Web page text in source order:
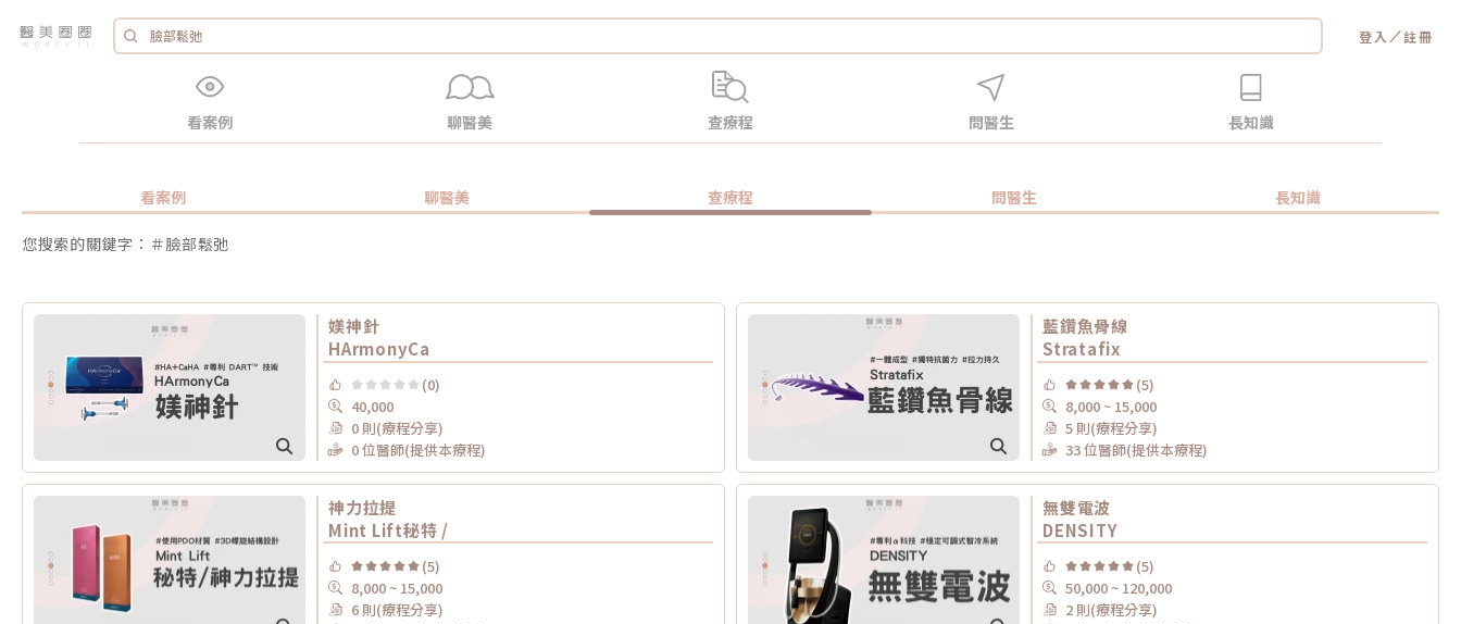
登入 ／註冊
看案例 聊醫美 查療程 問醫生 長知識
看案例 聊醫美 查療程 問醫生 長知識
您搜索的關鍵字：＃臉部鬆弛
媄神針
HArmonyCa
(0)
40,000
0 則(療程分享)
0 位醫師(提供本療程)
藍鑽魚骨線
Stratafix
(5)
8,000 ~ 15,000
5 則(療程分享)
33 位醫師(提供本療程)
神力拉提
Mint Lift秘特 /
(5)
8,000 ~ 15,000
6 則(療程分享)
無雙電波
DENSITY
(5)
50,000 ~ 120,000
2 則(療程分享)